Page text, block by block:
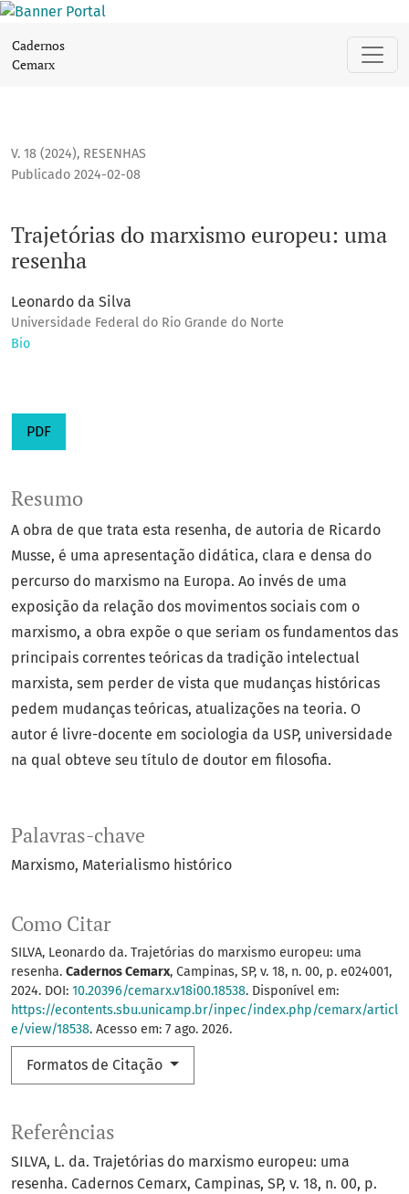
Cadernos
Cemarx
V. 18 (2024), RESENHAS
Trajetórias do marxismo europeu: uma
resenha
Publicado 2024-02-08
Leonardo da Silva
Universidade Federal do Rio Grande do Norte
Bio
PDF
Palavras-chave
Marxismo Materialismo histórico
Como Citar
SILVA, Leonardo da. Trajetórias do marxismo europeu: uma
resenha. Cadernos Cemarx, Campinas, SP, v. 18, n. 00, p. e024001,
2024. DOI: 10.20396/cemarx.v18i00.18538. Disponível em:
https://econtents.sbu.unicamp.br/inpec/index.php/cemarx/articl
e/view/18538. Acesso em: 7 ago. 2026.
Formatos de Citação
Resumo
A obra de que trata esta resenha, de autoria de Ricardo
Musse, é uma apresentação didática, clara e densa do
percurso do marxismo na Europa. Ao invés de uma
exposição da relação dos movimentos sociais com o
marxismo, a obra expõe o que seriam os fundamentos das
principais correntes teóricas da tradição intelectual
marxista, sem perder de vista que mudanças históricas
pedem mudanças teóricas, atualizações na teoria. O
autor é livre-docente em sociologia da USP, universidade
na qual obteve seu título de doutor em filosofia.
Referências
SILVA, L. da. Trajetórias do marxismo europeu: uma
resenha. Cadernos Cemarx, Campinas, SP, v. 18, n. 00, p.